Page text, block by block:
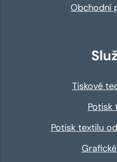
Obchodní
Tiskové
Potisk
Potisk textilu